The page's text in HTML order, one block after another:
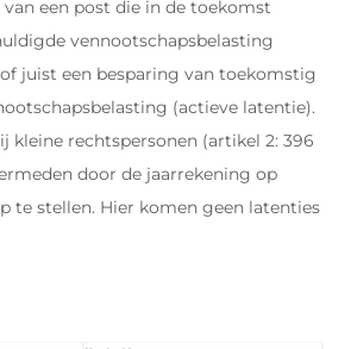
een post die in de toekomst
vennootschapsbelasting
juist een besparing van toekomstig
(actieve latentie).
kleine rechtspersonen (artikel 2: 396
door de jaarrekening op
te stellen. Hier komen geen latenties